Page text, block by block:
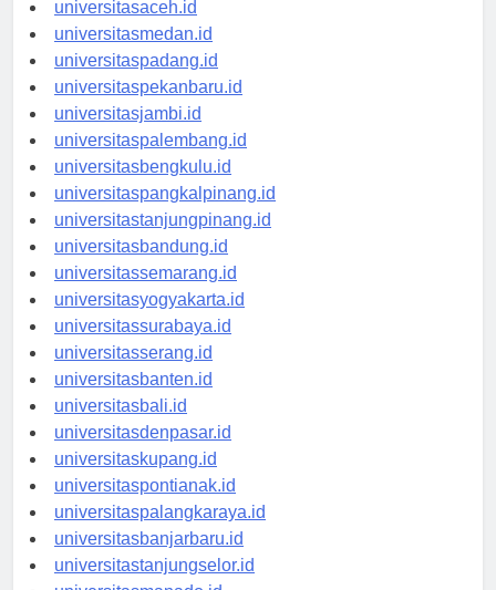
universitasaceh.id
universitasmedan.id
universitaspadang.id
universitaspekanbaru.id
universitasjambi.id
universitaspalembang.id
universitasbengkulu.id
universitaspangkalpinang.id
universitastanjungpinang.id
universitasbandung.id
universitassemarang.id
universitasyogyakarta.id
universitassurabaya.id
universitasserang.id
universitasbanten.id
universitasbali.id
universitasdenpasar.id
universitaskupang.id
universitaspontianak.id
universitaspalangkaraya.id
universitasbanjarbaru.id
universitastanjungselor.id